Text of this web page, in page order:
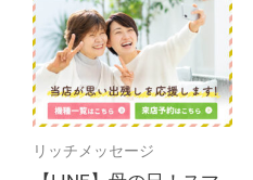
リッチメッセージ